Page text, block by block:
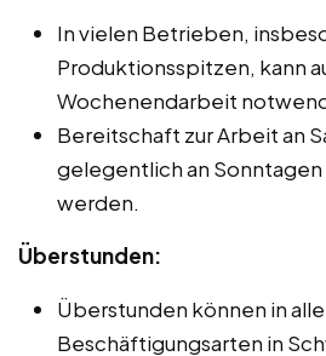
In vielen Betrieben,
Produktionsspitzen, kann
Wochenendarbeit
Bereitschaft zur Arbeit an
gelegentlich an
werden.
Überstunden:
Überstunden können in
Beschäftigungsarten in